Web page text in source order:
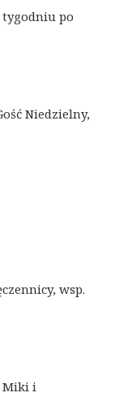
po
Niedzielny,
wsp.
Miki i